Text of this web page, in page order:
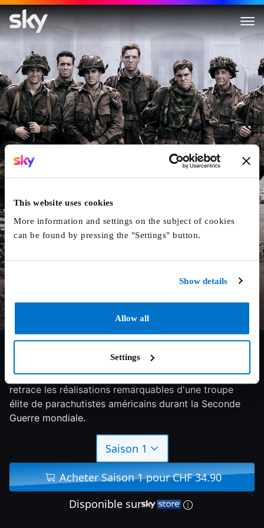
This website uses cookies
More information and settings on the subject of cookies
can be found by pressing the "Settings" button.
Show details
Allow all
Settings
Band Of Brothers
8.6/10 2001 1 saison Action
Cette mini-série historique HBO en 10 épisodes
retrace les réalisations remarquables d'une troupe
élite de parachutistes américains durant la Seconde
Guerre mondiale.
Saison 1
Acheter Saison 1 pour CHF 34.90
Disponible sur